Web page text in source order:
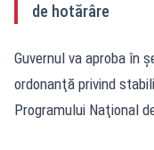
de hotărâre
Guvernul va aproba în
ordonanţă privind
Programului Naţional